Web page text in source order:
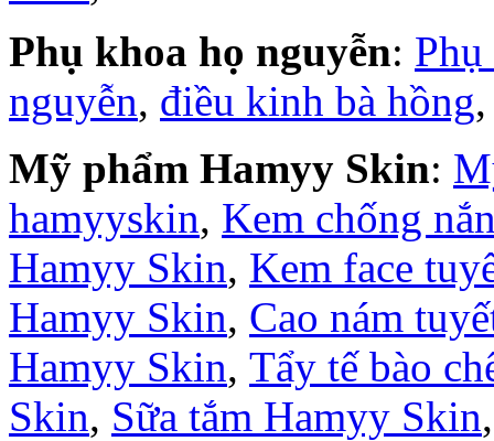
Phụ khoa họ nguyễn:
nguyễn, điều kinh bà hồng
Mỹ phẩm Hamyy Skin:
hamyyskin, Kem chống
Hamyy Skin, Kem face
Hamyy Skin, Cao nám
Hamyy Skin, Tẩy tế bào
Skin, Sữa tắm Hamyy Skin